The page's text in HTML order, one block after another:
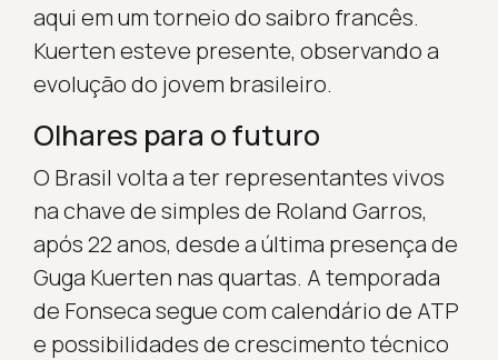
aqui em um torneio do saibro francês.
Kuerten esteve presente, observando a
evolução do jovem brasileiro.
Olhares para o futuro
O Brasil volta a ter representantes vivos
na chave de simples de Roland Garros,
após 22 anos, desde a última presença de
Guga Kuerten nas quartas. A temporada
de Fonseca segue com calendário de ATP
e possibilidades de crescimento técnico